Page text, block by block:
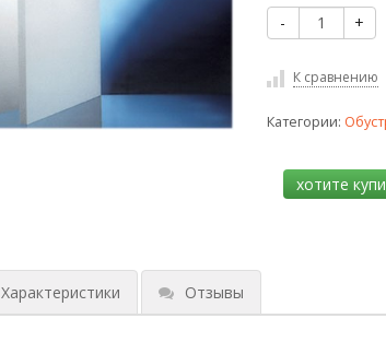
- +
К сравнению
Категории:
Характеристики Отзывы